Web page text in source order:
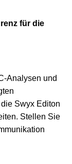
für die
Analysen und
Swyx Editon
Stellen Sie